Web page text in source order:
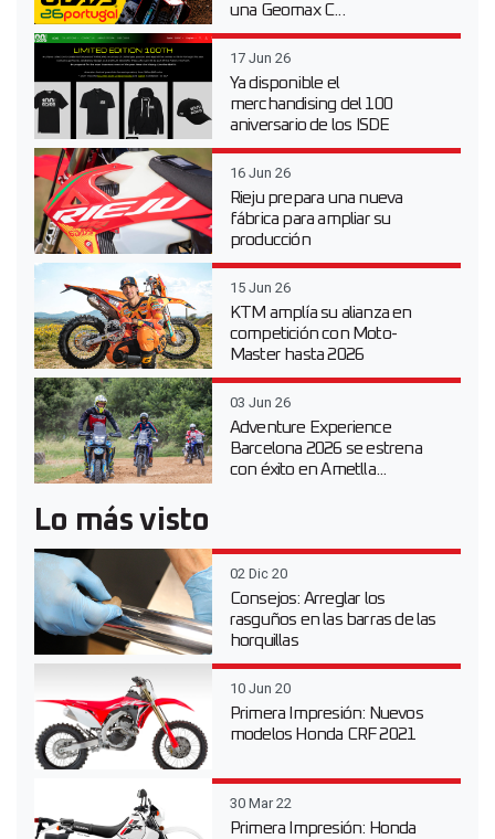
una Geomax C...
17 Jun 26
Ya disponible el
merchandising del 100
aniversario de los ISDE
16 Jun 26
Rieju prepara una nueva
fábrica para ampliar su
producción
15 Jun 26
KTM amplía su alianza en
competición con Moto-
Master hasta 2026
03 Jun 26
Adventure Experience
Barcelona 2026 se estrena
con éxito en Ametlla...
Lo más visto
02 Dic 20
Consejos: Arreglar los
rasguños en las barras de las
horquillas
10 Jun 20
Primera Impresión: Nuevos
modelos Honda CRF 2021
30 Mar 22
Primera Impresión: Honda